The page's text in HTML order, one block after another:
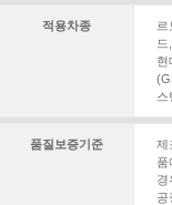
적용차종
드
현
스
품질보증기준
제
품
경
공